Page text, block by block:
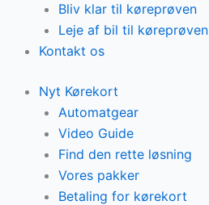
Bliv klar til køreprøven
Leje af bil til køreprøven
Kontakt os
Nyt Kørekort
Automatgear
Video Guide
Find den rette løsning
Vores pakker
Betaling for kørekort